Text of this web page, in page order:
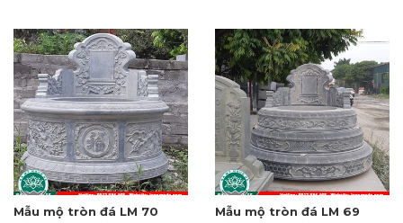
Mẫu mộ tròn đá LM 70 Mẫu mộ tròn đá LM 69